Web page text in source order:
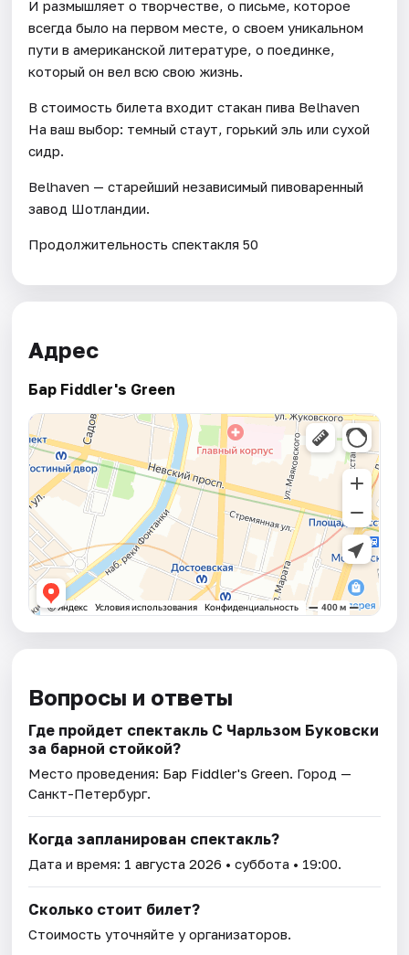
И размышляет о творчестве, о письме, которое
всегда было на первом месте, о своем уникальном
пути в американской литературе, о поединке,
который он вел всю свою жизнь.
В стоимость билета входит стакан пива Belhaven
На ваш выбор: темный стаут, горький эль или сухой
сидр.
Belhaven — старейший независимый пивоваренный
завод Шотландии.
Продолжительность спектакля 50
Адрес
Бар Fiddler's Green
Вопросы и ответы
Где пройдет спектакль С Чарльзом Буковски
за барной стойкой?
Место проведения: Бар Fiddler's Green. Город —
Санкт-Петербург.
Когда запланирован спектакль?
Дата и время: 1 августа 2026 • суббота • 19:00.
Сколько стоит билет?
Стоимость уточняйте у организаторов.